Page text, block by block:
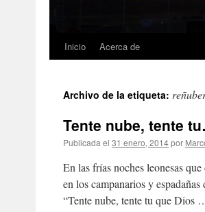
Inicio Acerca de
Archivo de la etiqueta:
Tente nube, tente
Publicada el 31 enero, 2014por
En las frías noches leonesas
en los campanarios y
“Tente nube, tente tu que Dios